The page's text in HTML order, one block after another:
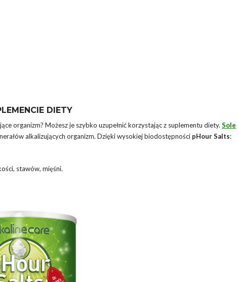
DIETY
organizm? Możesz je szybko uzupełnić korzystając z suplementu diety. Sole
alkalizujących organizm. Dzięki wysokiej biodostępności pHour Salts:
stawów, mięśni.